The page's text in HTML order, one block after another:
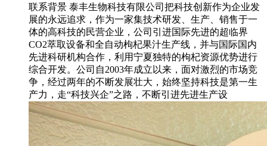
联系背景 泰丰生物科技有限公司把科技创新作为企业发
展的永远追求，作为一家集技术研发、生产、销售于一
体的高科技的民营企业，公司引进国际先进的超临界
CO2萃取设备和全自动枸杞果汁生产线，并与国际国内
先进科研机构合作，利用宁夏独特的枸杞资源优势进行
综合开发。公司自2003年成立以来，面对激烈的市场竞
争，经过两年的不断发展壮大，始终坚持科技是第一生
产力，走“科技兴企”之路，不断引进先进生产设